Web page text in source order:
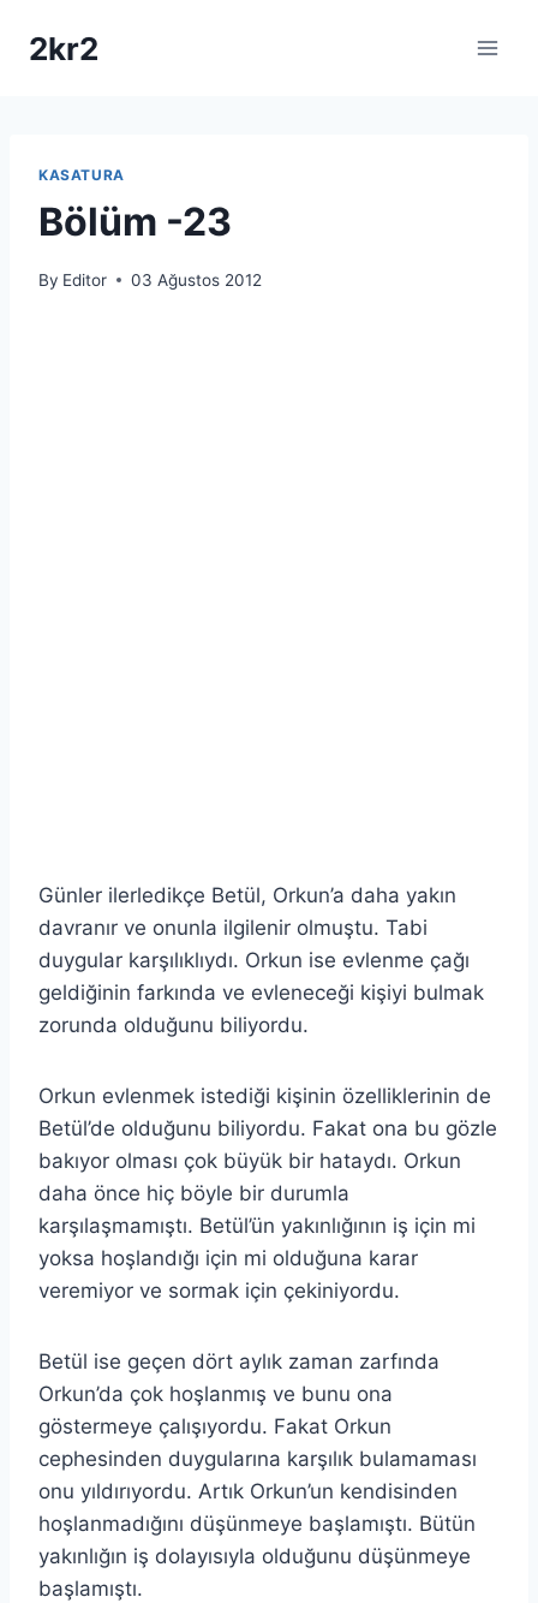
2kr2
KASATURA
Bölüm -23
By Editor 03 Ağustos 2012
Günler ilerledikçe Betül, Orkun’a daha yakın
davranır ve onunla ilgilenir olmuştu. Tabi
duygular karşılıklıydı. Orkun ise evlenme çağı
geldiğinin farkında ve evleneceği kişiyi bulmak
zorunda olduğunu biliyordu.
Orkun evlenmek istediği kişinin özelliklerinin de
Betül’de olduğunu biliyordu. Fakat ona bu gözle
bakıyor olması çok büyük bir hataydı. Orkun
daha önce hiç böyle bir durumla
karşılaşmamıştı. Betül’ün yakınlığının iş için mi
yoksa hoşlandığı için mi olduğuna karar
veremiyor ve sormak için çekiniyordu.
Betül ise geçen dört aylık zaman zarfında
Orkun’da çok hoşlanmış ve bunu ona
göstermeye çalışıyordu. Fakat Orkun
cephesinden duygularına karşılık bulamaması
onu yıldırıyordu. Artık Orkun’un kendisinden
hoşlanmadığını düşünmeye başlamıştı. Bütün
yakınlığın iş dolayısıyla olduğunu düşünmeye
başlamıştı.